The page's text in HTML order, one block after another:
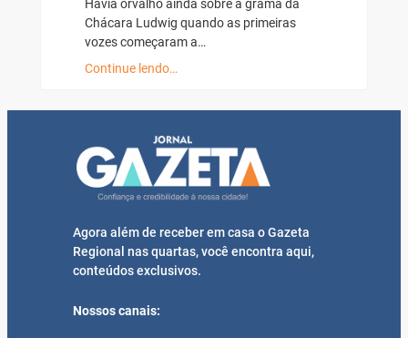
Chácara Ludwig quando as primeiras
vozes começaram a…
Regional nas quartas, você encontra aqui,
conteúdos exclusivos.